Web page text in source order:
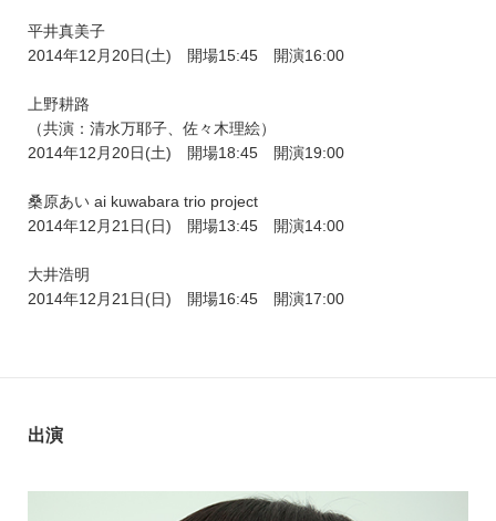
平井真美子
2014年12月20日(土) 開場15:45 開演16:00
上野耕路
（共演：清水万耶子、佐々木理絵）
2014年12月20日(土) 開場18:45 開演19:00
桑原あい ai kuwabara trio project
2014年12月21日(日) 開場13:45 開演14:00
大井浩明
2014年12月21日(日) 開場16:45 開演17:00
出演